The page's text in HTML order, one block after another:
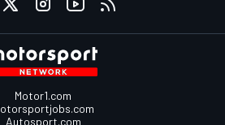
Motor1.com
Autosport.com